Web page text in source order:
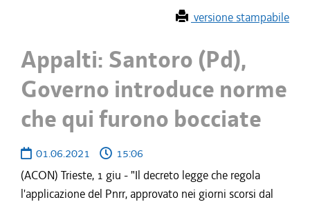
versione stampabile
Appalti: Santoro (Pd),
Governo introduce norme
che qui furono bocciate
01.06.2021
15:06
(ACON) Trieste, 1 giu - "Il decreto legge che regola
l'applicazione del Pnrr, approvato nei giorni scorsi dal